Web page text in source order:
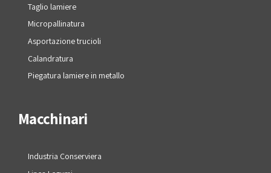
Taglio lamiere
Micropallinatura
Asportazione trucioli
Calandratura
Piegatura lamiere in metallo
Macchinari
Industria Conserviera